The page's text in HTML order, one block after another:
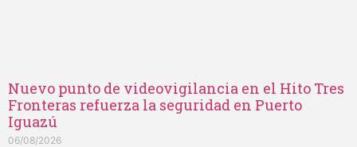
Nuevo punto de videovigilancia en el Hito Tres
Fronteras refuerza la seguridad en Puerto
Iguazú
06/08/2026